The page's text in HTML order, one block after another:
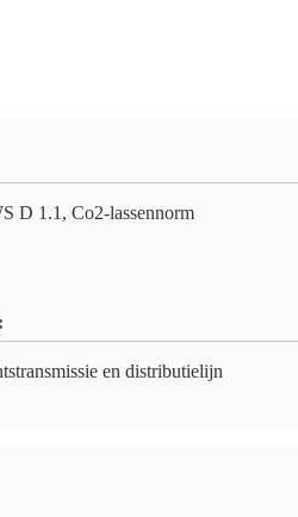
D 1.1, Co2-lassennorm
en distributielijn